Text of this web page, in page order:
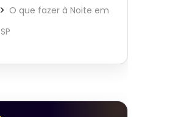
O que fazer à Noite em
SP